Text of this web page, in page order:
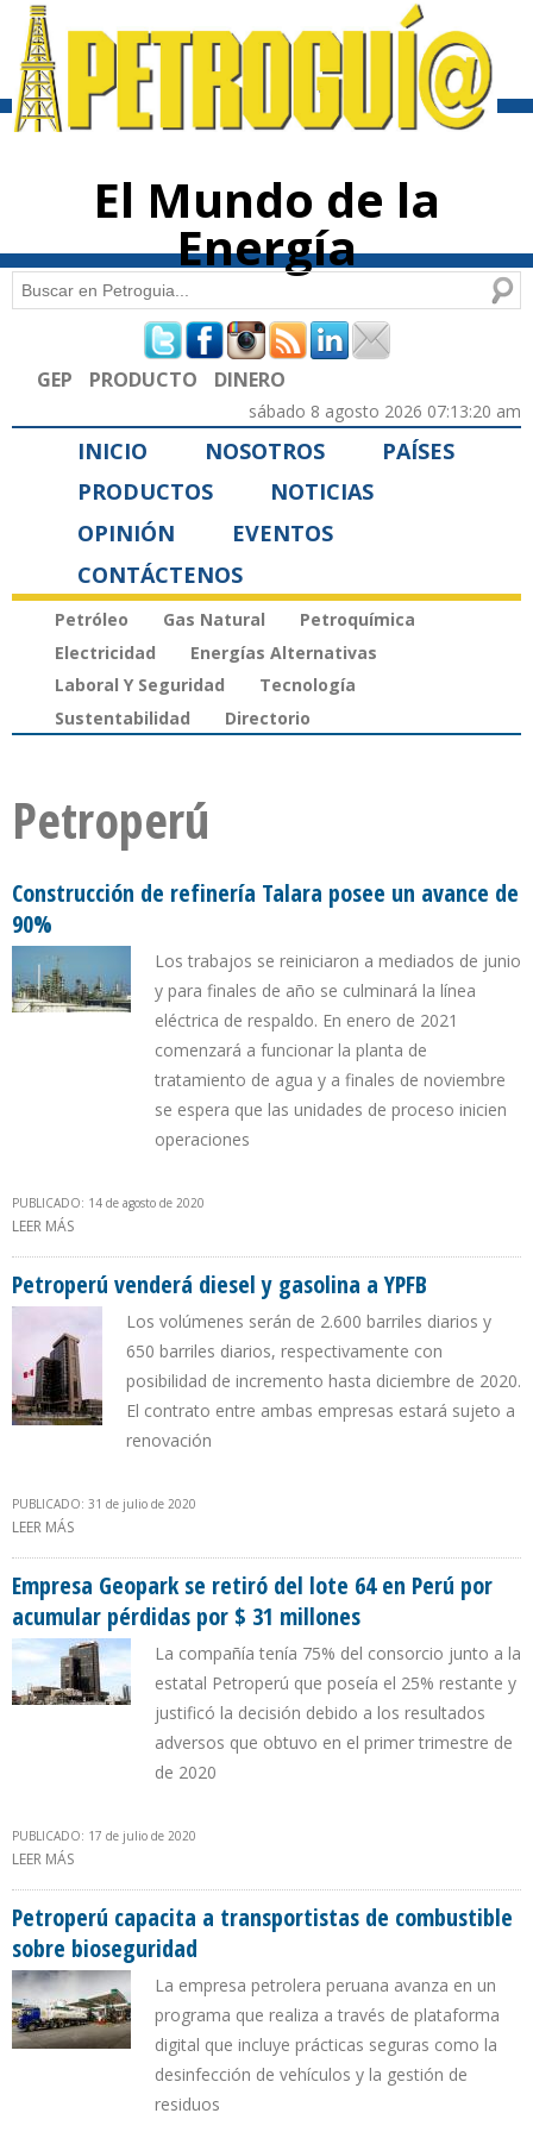
contenido
El Mundo de la
Energía
Formulario de búsqueda
Buscar
GEP PRODUCTO DINERO
sábado 8 agosto 2026 07:13:20 am
INICIO NOSOTROS
PAÍSES
PRODUCTOS
NOTICIAS
OPINIÓN
EVENTOS
CONTÁCTENOS
Petróleo Gas Natural
Petroquímica
Electricidad
Energías Alternativas
Laboral Y Seguridad
Tecnología
Sustentabilidad
Directorio
Petroperú
Construcción de refinería Talara posee un avance de
90%
Los trabajos se reiniciaron a mediados de junio
y para finales de año se culminará la línea
eléctrica de respaldo. En enero de 2021
comenzará a funcionar la planta de
tratamiento de agua y a finales de noviembre
se espera que las unidades de proceso inicien
operaciones
PUBLICADO: 14 de agosto de 2020
LEER MÁS
Petroperú venderá diesel y gasolina a YPFB
Los volúmenes serán de 2.600 barriles diarios y
650 barriles diarios, respectivamente con
posibilidad de incremento hasta diciembre de 2020.
El contrato entre ambas empresas estará sujeto a
renovación
PUBLICADO: 31 de julio de 2020
LEER MÁS
Empresa Geopark se retiró del lote 64 en Perú por
acumular pérdidas por $ 31 millones
La compañía tenía 75% del consorcio junto a la
estatal Petroperú que poseía el 25% restante y
justificó la decisión debido a los resultados
adversos que obtuvo en el primer trimestre de
de 2020
PUBLICADO: 17 de julio de 2020
LEER MÁS
Petroperú capacita a transportistas de combustible
sobre bioseguridad
La empresa petrolera peruana avanza en un
programa que realiza a través de plataforma
digital que incluye prácticas seguras como la
desinfección de vehículos y la gestión de
residuos